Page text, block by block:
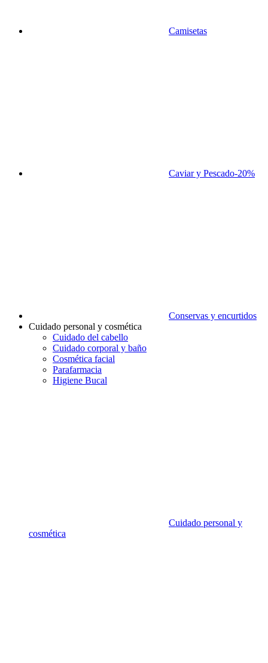
Camisetas
Caviar y Pescado-20%
Conservas y encurtidos
Cuidado personal y cosmética
Cuidado del cabello
Cuidado corporal y baño
Cosmética facial
Parafarmacia
Higiene Bucal
Cuidado personal y
cosmética